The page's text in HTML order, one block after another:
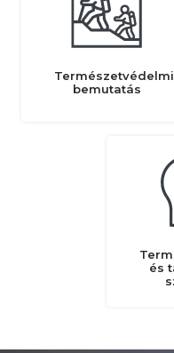
Természetvédelmi
bemutatás
és